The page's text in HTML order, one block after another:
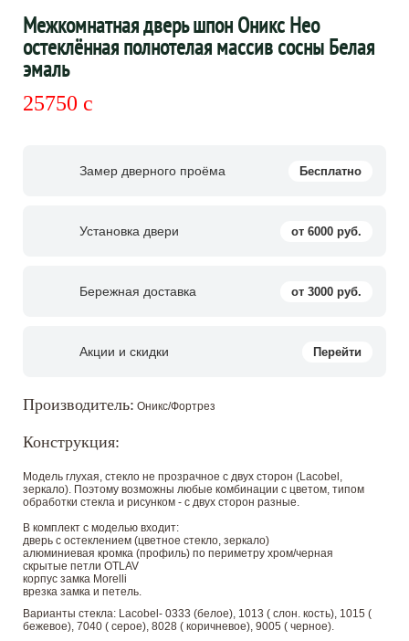
Межкомнатная дверь шпон Оникс Нео
остеклённая полнотелая массив сосны Белая
эмаль
25750 c
Замер дверного проёма Бесплатно
Установка двери от 6000 руб.
Бережная доставка от 3000 руб.
Акции и скидки Перейти
Производитель: Оникс/Фортрез
Конструкция:
Модель глухая, стекло не прозрачное с двух сторон (Lacobel,
зеркало). Поэтому возможны любые комбинации с цветом, типом
обработки стекла и рисунком - с двух сторон разные.
В комплект с моделью входит:
дверь с остеклением (цветное стекло, зеркало)
алюминиевая кромка (профиль) по периметру хром/черная
скрытые петли OTLAV
корпус замка Morelli
врезка замка и петель.
Варианты стекла: Lacobel- 0333 (белое), 1013 ( слон. кость), 1015 (
бежевое), 7040 ( серое), 8028 ( коричневое), 9005 ( черное).